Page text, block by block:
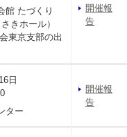
館 たづくり
きホール）
東京支部の出
開催報
告
日
ター
開催報
告